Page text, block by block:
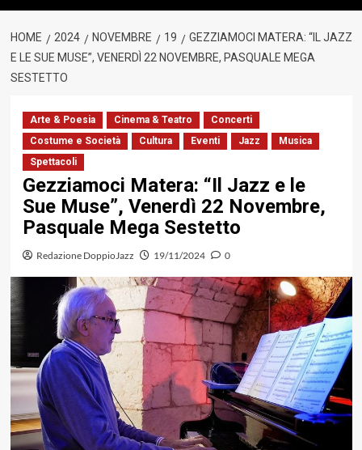
HOME 2024 NOVEMBRE 19
GEZZIAMOCI MATERA: “IL JAZZ
E LE SUE MUSE”, VENERDÌ 22 NOVEMBRE, PASQUALE MEGA
SESTETTO
Arte & Poesia Cinema & Teatro
Concerti
Costume e Società
Cultura Eventi Jazz
Musica
Spettacoli
Gezziamoci Matera: “Il Jazz e le
Sue Muse”, Venerdì 22 Novembre,
Pasquale Mega Sestetto
Redazione DoppioJazz 19/11/2024 0